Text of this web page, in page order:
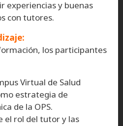
experiencias y buenas
con tutores.
los participantes
Virtual de Salud
estrategia de
de la OPS.
el rol del tutor y las